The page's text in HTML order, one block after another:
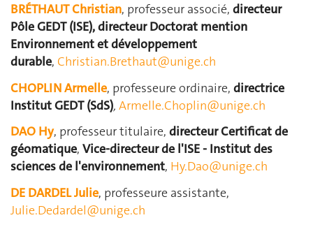
BRÉTHAUT Christian, professeur associé, directeur
Pôle GEDT (ISE), directeur Doctorat mention
Environnement et développement
durable, Christian.Brethaut@unige.ch
CHOPLIN Armelle, professeure ordinaire, directrice
Institut GEDT (SdS), Armelle.Choplin@unige.ch
DAO Hy, professeur titulaire, directeur Certificat de
géomatique, Vice-directeur de l'ISE - Institut des
sciences de l'environnement, Hy.Dao@unige.ch
DE DARDEL Julie, professeure assistante,
Julie.Dedardel@unige.ch